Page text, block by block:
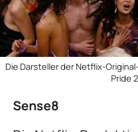
Die Darsteller der Netflix-
Pride
Sense8